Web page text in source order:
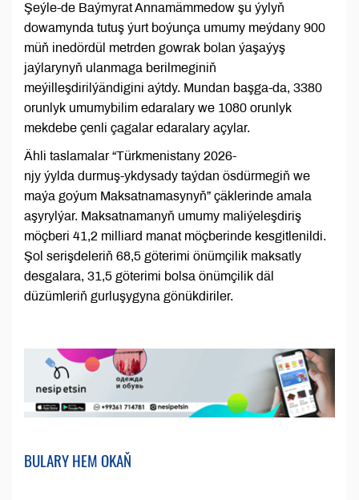
Şeýle-de Baýmyrat Annamämmedow şu ýylyň
dowamynda tutuş ýurt boýunça umumy meýdany 900
müň inedördül metrden gowrak bolan ýaşaýyş
jaýlarynyň ulanmaga berilmeginiň
meýilleşdirilýändigini aýtdy. Mundan başga-da, 3380
orunlyk umumybilim edaralary we 1080 orunlyk
mekdebe çenli çagalar edaralary açylar.
Ähli taslamalar “Türkmenistany 2026-
njy ýylda durmuş-ykdysady taýdan ösdürmegiň we
maýa goýum Maksatnamasynyň” çäklerinde amala
aşyrylýar. Maksatnamanyň umumy maliýeleşdiriş
möçberi 41,2 milliard manat möçberinde kesgitlenildi.
Şol serişdeleriň 68,5 göterimi önümçilik maksatly
desgalara, 31,5 göterimi bolsa önümçilik däl
düzümleriň gurluşygyna gönükdiriler.
BULARY HEM OKAŇ